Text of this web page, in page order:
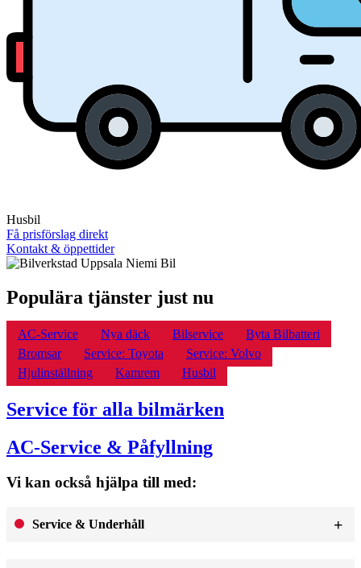
Husbil
Få prisförslag direkt
Kontakt & öppettider
Populära tjänster just nu
AC-Service Nya däck Bilservice
Byta Bilbatteri
Bromsar
Service: Toyota
Service: Volvo
Hjulinställning
Kamrem Husbil
Service för alla bilmärken
AC-Service & Påfyllning
Vi kan också hjälpa till med:
Service & Underhåll